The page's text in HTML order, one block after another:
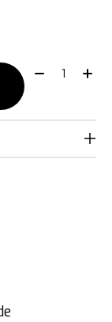
Quantité: